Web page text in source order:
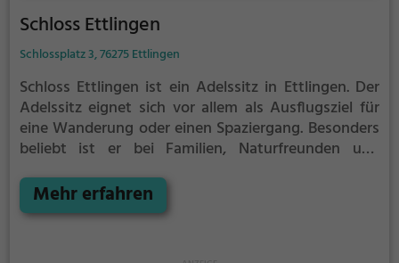
Schloss Ettlingen
Schlossplatz 3, 76275 Ettlingen
Schloss Ettlingen ist ein Adelssitz in Ettlingen. Der
Adelssitz eignet sich vor allem als Ausflugsziel für
eine Wanderung oder einen Spaziergang. Besonders
beliebt ist er bei Familien, Naturfreunden und
Aspekte aus längst vergangenen Zeiten und bietet
einen kleinen Einblick in die Geschichte.
Mehr erfahren